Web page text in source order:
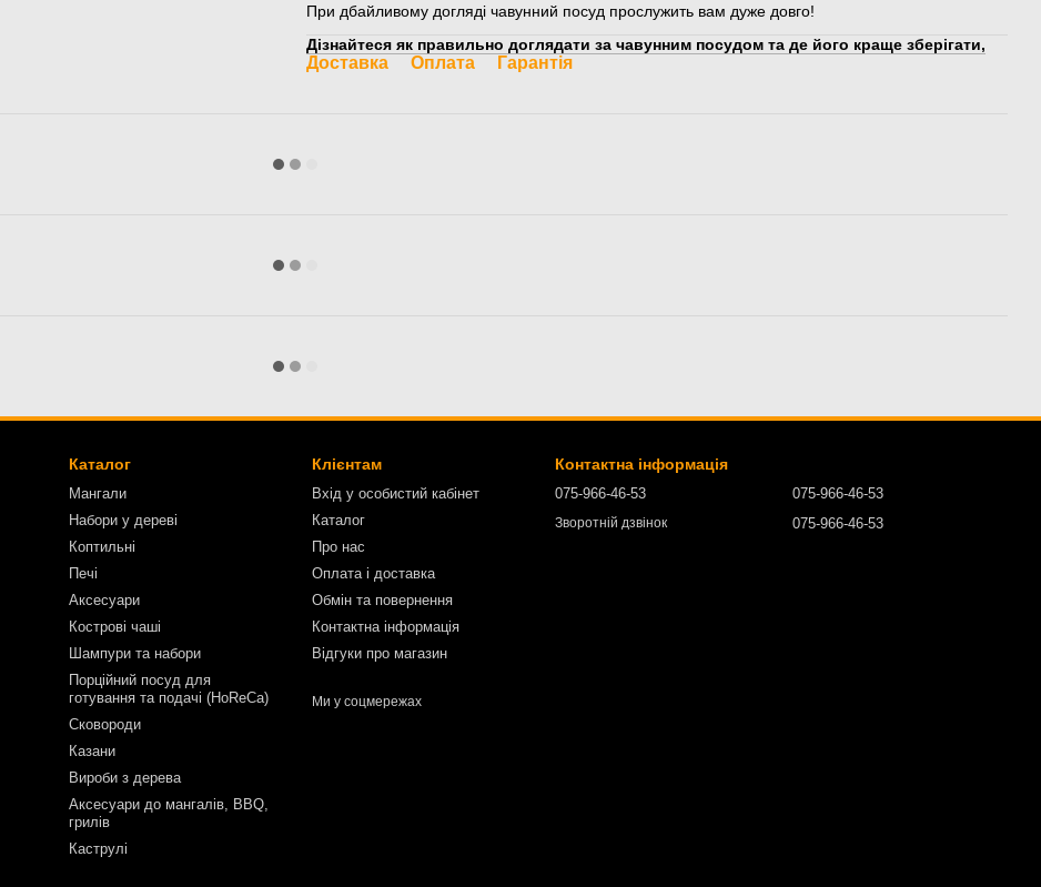
При дбайливому догляді чавунний посуд прослужить вам дуже довго!
Дізнайтеся як правильно доглядати за чавунним посудом та де його краще зберігати,
Доставка Оплата Гарантія
Каталог
Мангали
Набори у дереві
Коптильні
Печі
Аксесуари
Кострові чаші
Шампури та набори
Порційний посуд для
готування та подачі (HoReCa)
Сковороди
Казани
Вироби з дерева
Аксесуари до мангалів, BBQ,
грилів
Каструлі
Клієнтам
Вхід у особистий кабінет
Каталог
Про нас
Оплата і доставка
Обмін та повернення
Контактна інформація
Відгуки про магазин
Ми у соцмережах
Контактна інформація
075-966-46-53
Зворотній дзвінок
075-966-46-53
075-966-46-53